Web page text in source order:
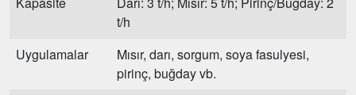
t/h
Uygulamalar
Mısır, darı, sorgum, soya fasulyesi,
pirinç, buğday vb.